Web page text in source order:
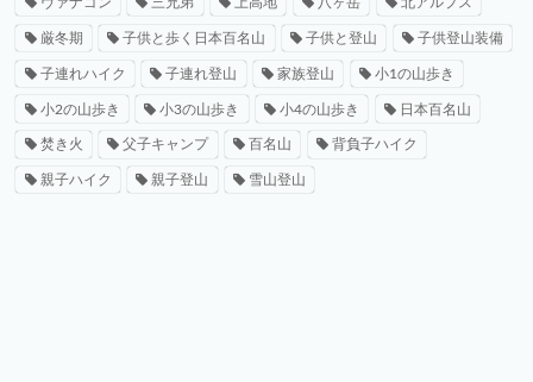
厳冬期 子供と歩く日本百名山 子供と登山 子供登山装備
子連れハイク 子連れ登山 家族登山 小1の山歩き
小2の山歩き 小3の山歩き 小4の山歩き 日本百名山
焚き火 父子キャンプ 百名山 背負子ハイク
親子ハイク 親子登山 雪山登山